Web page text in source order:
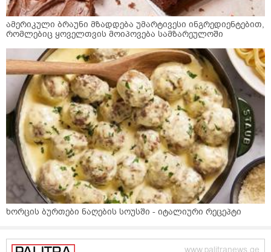
ამერიკული ბრაუნი მზადდება უმარტივესი ინგრედიენტებით,
რომლებიც ყოველთვის მოიპოვება სამზარეულოში
ხორცის ბურთები ნაღების სოუსში - იტალიური რეცეპტი